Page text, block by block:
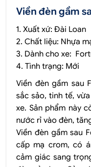
Viền đèn gầm
1. Xuất xứ: Đài Loan
2. Chất liệu: Nhựa
3. Dành cho xe:
4. Tình trạng: Mới
Viền đèn gầm sau
sắc sảo, tinh tế,
xe. Sản phẩm này
nước rỉ vào đèn,
Viền đèn gầm sau
cấp mạ crom, có
cảm giác sang